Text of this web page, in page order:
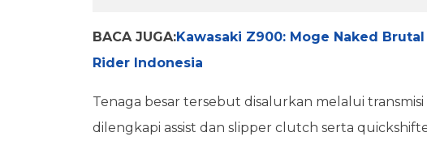
BACA JUGA:Kawasaki Z900: Moge Naked
Rider Indonesia
Tenaga besar tersebut disalurkan melalui
dilengkapi assist dan slipper clutch serta